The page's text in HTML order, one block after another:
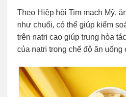
Theo Hiệp hội Tim mạch Mỹ,
như chuối, có thể giúp kiểm
trên natri cao giúp trung hòa
của natri trong chế độ ăn uống